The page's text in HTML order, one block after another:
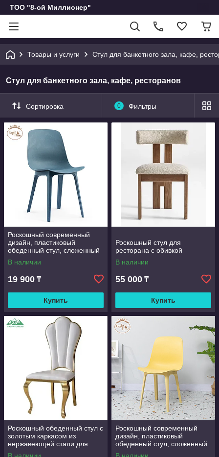
ТОО "8-ой Миллионер"
Товары и услуги Стул для банкетного зала, кафе,
Стул для банкетного зала, кафе, ресторанов
Сортировка 0 Фильтры
Роскошный современный
дизайн, пластиковый
обеденный стул, сложенный
пластиковый стул для
ресторана, кафе столовая,
В наличии
19 900 ₸
Купить
Роскошный стул для
ресторана с обивкой
В наличии
55 000 ₸
Купить
Роскошный обеденный стул с
золотым каркасом из
нержавеющей стали для
свадеб, банкетов и
Роскошный современный
дизайн, пластиковый
обеденный стул, сложенный
пластиковый стул для